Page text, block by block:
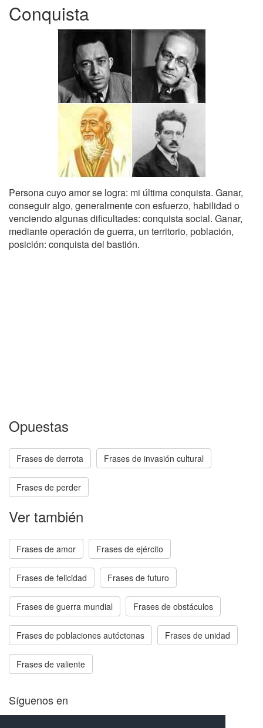
Conquista
Persona cuyo amor se logra: mi última conquista. Ganar,
conseguir algo, generalmente con esfuerzo, habilidad o
venciendo algunas dificultades: conquista social. Ganar,
mediante operación de guerra, un territorio, población,
posición: conquista del bastión.
Opuestas
Frases de derrota Frases de invasión cultural
Frases de perder
Ver también
Frases de amor Frases de ejército
Frases de felicidad Frases de futuro
Frases de guerra mundial Frases de obstáculos
Frases de poblaciones autóctonas Frases de unidad
Frases de valiente
Síguenos en